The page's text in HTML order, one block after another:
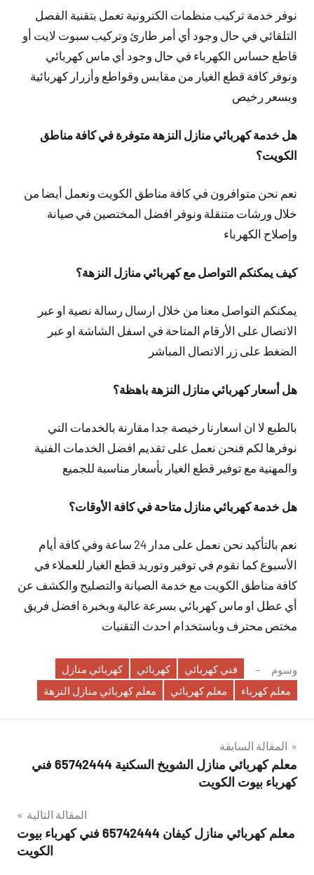
نوفر خدمة تركيب منظمات الكترونية تعمل بتقنية الفصل
التلقائي في حال وجود أي أمر طارئ وتركيب سبوت لايت أو
قاطع حساس الكهرباء في حال وجود أي ماس كهربائي
ونوفر كافة قطع الغيار من مقابس وقواطع وأزرار كهربائية
وبسعر رخيص
هل خدمة كهربائي منازل النزهة متوفرة في كافة مناطق
الكويت؟
نعم نحن متوافرون في كافة مناطق الكويت ونعمل أيضا من
خلال ورشات متنقلة ونوفر افضل المختصين في صيانة
وإصلاح الكهرباء
كيف يمكنكم التواصل مع كهربائي منازل النزهة؟
يمكنكم التواصل معنا من خلال ارسال رسالة نصية او عبر
الاتصال على الأرقام المتاحة في اسفل الشاشة او عبر
الضغط على زر الاتصال المباشر
هل أسعار كهربائي منازل النزهة باهظة؟
بالطبع لا ان اسعارنا رخيصة جدا مقارنة بالخدمات التي
نوفرها لكم فنحن نعمل على تقديم افضل الخدمات الفنية
والمهنية مع توفير قطع الغيار بأسعار مناسبة للجميع
هل خدمة كهربائي منازل متاحة في كافة الأوقات؟
نعم بالتأكيد نحن نعمل على مدار 24 ساعة وفي كافة أيام
الأسبوع كما نقوم في توفير وتوريد قطع الغيار للعملاء في
كافة مناطق الكويت مع خدمة الصيانة والتصليح والكشف عن
أي عطل او ماس كهربائي بسرعة عالية وبخبرة افضل فريق
مختص محترف وباستخدام احدث التقنيات
وسوم فني كهربائي كهربائي
كهربائي منازل
معلم كهرباء
معلم كهربائي معلم كهربائي منازل النزهة
تصفّح
المقالات
المقالة السابقة
معلم كهربائي منازل الشويخ السكنية 65742444 فني
كهرباء بيوت الكويت
المقالة التالية
معلم كهربائي منازل كيفان 65742444 فني كهرباء بيوت
الكويت